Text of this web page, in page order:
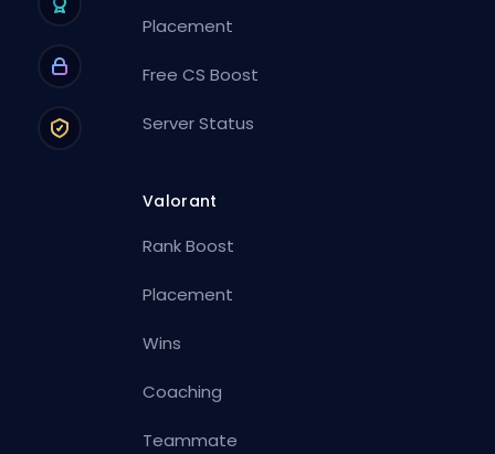
Placement
Free CS Boost
Server Status
Valorant
Rank Boost
Placement
Wins
Coaching
Teammate